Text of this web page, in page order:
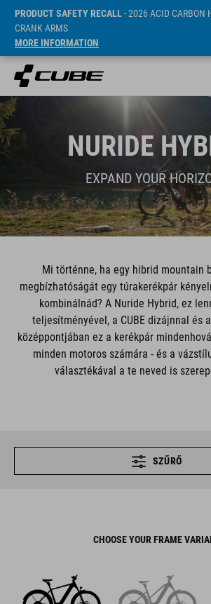
PRODUCT SAFETY RECALL- 2026 ACID CARBON
CRANK ARMS
MORE INFORMATION
NURIDE
EXPAND YOUR
Mi történne, ha egy hibrid mountain
megbízhatóságát egy túrakerékpár
kombinálnád? A Nuride Hybrid, ez
teljesítményével, a CUBE dizájnnal és
középpontjában ez a kerékpár
minden motoros számára - és a
választékával a te neved is
SZŰRŐ
CHOOSE YOUR FRAME